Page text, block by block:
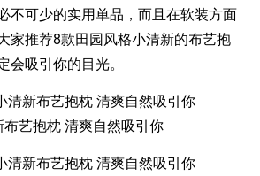
可少的实用单品，而且在软装方面
家推荐8款田园风格小清新的布艺抱
会吸引你的目光。
艺抱枕 清爽自然吸引你